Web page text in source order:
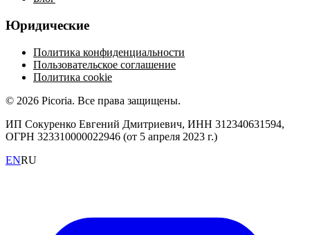
Юридические
Политика конфиденциальности
Пользовательское соглашение
Политика cookie
© 2026 Picoria. Все права защищены.
ИП Сокуренко Евгений Дмитриевич, ИНН 312340631594,
ОГРН 323310000022946 (от 5 апреля 2023 г.)
ENRU